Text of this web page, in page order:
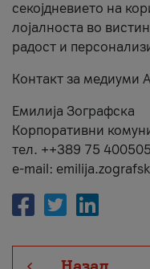
секојдневието на
лојалноста во
радост и
Контакт за медиуми
Емилија Зографска
Корпоративни
тел. ++389 75 400505
e-mail: